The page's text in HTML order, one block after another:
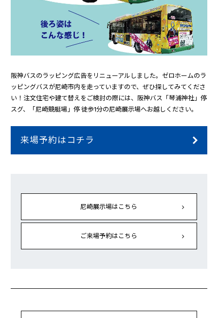
阪神バスのラッピング広告をリニューアルしました。ゼロホームのラ
ッピングバスが尼崎市内を走っていますので、ぜひ探してみてくださ
い！注文住宅や建て替えをご検討の際には、阪神バス「琴浦神社」停
スグ、「尼崎競艇場」停 徒歩1分の尼崎展示場へお越しください。
来場予約はコチラ
尼崎展示場はこちら
ご来場予約はこちら